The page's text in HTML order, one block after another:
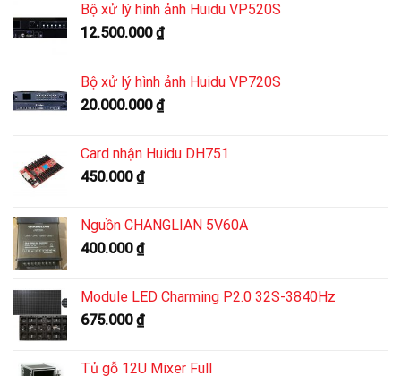
Bộ xử lý hình ảnh Huidu VP520S
12.500.000₫
Bộ xử lý hình ảnh Huidu VP720S
20.000.000₫
Card nhận Huidu DH751
450.000₫
Nguồn CHANGLIAN 5V60A
400.000₫
Module LED Charming P2.0 32S-3840Hz
675.000₫
Tủ gỗ 12U Mixer Full